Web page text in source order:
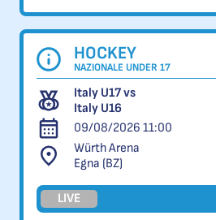
HOCKEY
NAZIONALE UNDER 17
Italy U17 vs
Italy U16
09/08/2026 11:00
Würth Arena
Egna (BZ)
LIVE